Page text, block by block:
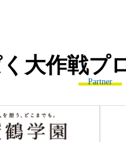
大作戦プ
Partner